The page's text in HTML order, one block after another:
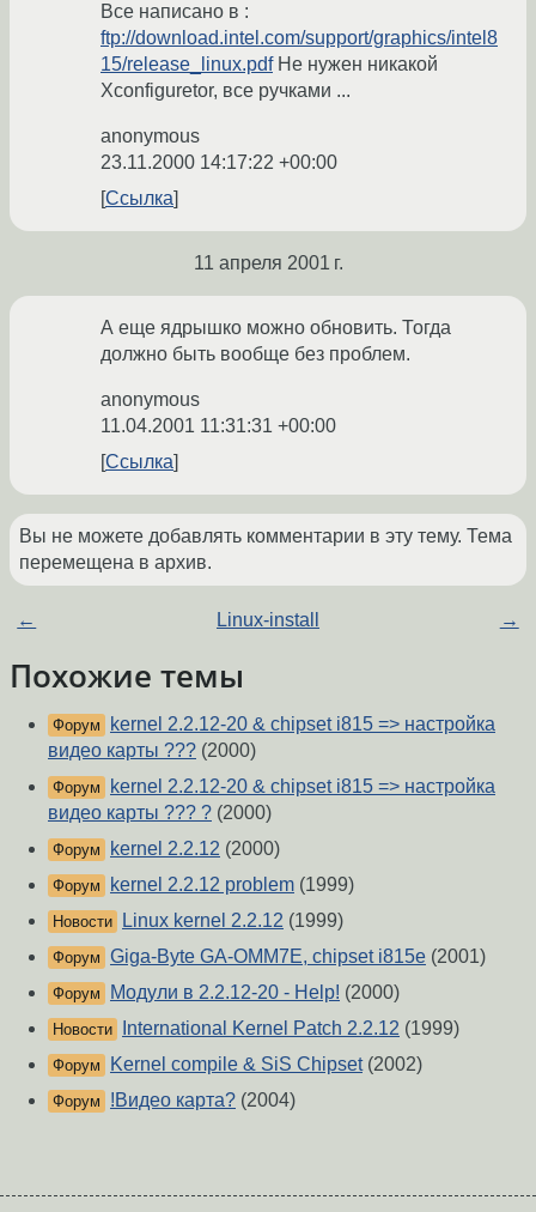
Все написано в :
ftp://download.intel.com/support/graphics/intel8
15/release_linux.pdfНе нужен никакой
Xconfiguretor, все ручками ...
anonymous
23.11.2000 14:17:22 +00:00
Ссылка
11 апреля 2001 г.
А еще ядрышко можно обновить. Тогда
должно быть вообще без проблем.
anonymous
11.04.2001 11:31:31 +00:00
Ссылка
Вы не можете добавлять комментарии в эту тему. Тема
перемещена в архив.
← Linux-install →
Похожие темы
Форум
kernel 2.2.12-20 & chipset i815 => настройка
видео карты ??? (2000)
Форум
kernel 2.2.12-20 & chipset i815 => настройка
видео карты ??? ? (2000)
Форум kernel 2.2.12 (2000)
Форум kernel 2.2.12 problem (1999)
Новости Linux kernel 2.2.12 (1999)
Форум Giga-Byte GA-OMM7E, chipset i815e (2001)
Форум Модули в 2.2.12-20 - Help! (2000)
Новости International Kernel Patch 2.2.12 (1999)
Форум Kernel compile & SiS Chipset(2002)
Форум !Видео карта? (2004)